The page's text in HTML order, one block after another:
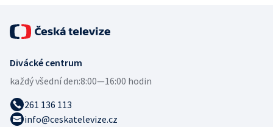
Divácké centrum
každý všední den:8:00—16:00 hodin
261 136 113
info@ceskatelevize.cz